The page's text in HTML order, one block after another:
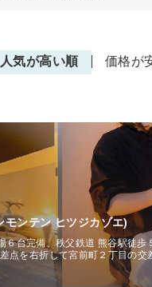
人気が高い順 価格が
モンテン ヒツジカゾエ)
６台完備、秩父鉄道 熊谷駅徒歩
点を右折して宮前町２丁目の交